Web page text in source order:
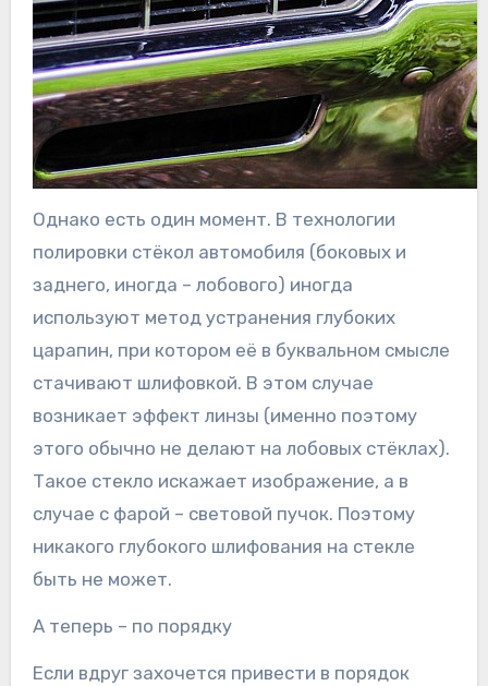
Однако есть один момент. В технологии
полировки стёкол автомобиля (боковых и
заднего, иногда – лобового) иногда
используют метод устранения глубоких
царапин, при котором её в буквальном смысле
стачивают шлифовкой. В этом случае
возникает эффект линзы (именно поэтому
этого обычно не делают на лобовых стёклах).
Такое стекло искажает изображение, а в
случае с фарой – световой пучок. Поэтому
никакого глубокого шлифования на стекле
быть не может.
А теперь – по порядку
Если вдруг захочется привести в порядок